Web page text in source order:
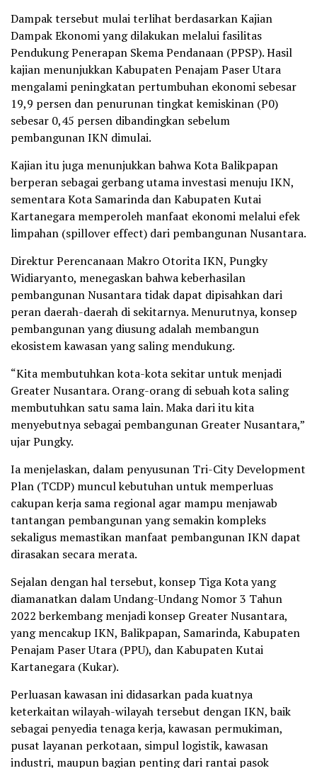
Dampak tersebut mulai terlihat berdasarkan Kajian
Dampak Ekonomi yang dilakukan melalui fasilitas
Pendukung Penerapan Skema Pendanaan (PPSP). Hasil
kajian menunjukkan Kabupaten Penajam Paser Utara
mengalami peningkatan pertumbuhan ekonomi sebesar
19,9 persen dan penurunan tingkat kemiskinan (P0)
sebesar 0,45 persen dibandingkan sebelum
pembangunan IKN dimulai.
Kajian itu juga menunjukkan bahwa Kota Balikpapan
berperan sebagai gerbang utama investasi menuju IKN,
sementara Kota Samarinda dan Kabupaten Kutai
Kartanegara memperoleh manfaat ekonomi melalui efek
limpahan (spillover effect) dari pembangunan Nusantara.
Direktur Perencanaan Makro Otorita IKN, Pungky
Widiaryanto, menegaskan bahwa keberhasilan
pembangunan Nusantara tidak dapat dipisahkan dari
peran daerah-daerah di sekitarnya. Menurutnya, konsep
pembangunan yang diusung adalah membangun
ekosistem kawasan yang saling mendukung.
“Kita membutuhkan kota-kota sekitar untuk menjadi
Greater Nusantara. Orang-orang di sebuah kota saling
membutuhkan satu sama lain. Maka dari itu kita
menyebutnya sebagai pembangunan Greater Nusantara,”
ujar Pungky.
Ia menjelaskan, dalam penyusunan Tri-City Development
Plan (TCDP) muncul kebutuhan untuk memperluas
cakupan kerja sama regional agar mampu menjawab
tantangan pembangunan yang semakin kompleks
sekaligus memastikan manfaat pembangunan IKN dapat
dirasakan secara merata.
Sejalan dengan hal tersebut, konsep Tiga Kota yang
diamanatkan dalam Undang-Undang Nomor 3 Tahun
2022 berkembang menjadi konsep Greater Nusantara,
yang mencakup IKN, Balikpapan, Samarinda, Kabupaten
Penajam Paser Utara (PPU), dan Kabupaten Kutai
Kartanegara (Kukar).
Perluasan kawasan ini didasarkan pada kuatnya
keterkaitan wilayah-wilayah tersebut dengan IKN, baik
sebagai penyedia tenaga kerja, kawasan permukiman,
pusat layanan perkotaan, simpul logistik, kawasan
industri, maupun bagian penting dari rantai pasok